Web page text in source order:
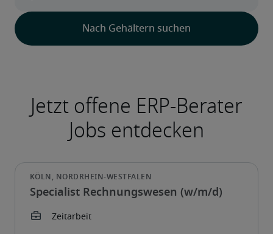
Specialist Rechnungswesen (w/m/d)